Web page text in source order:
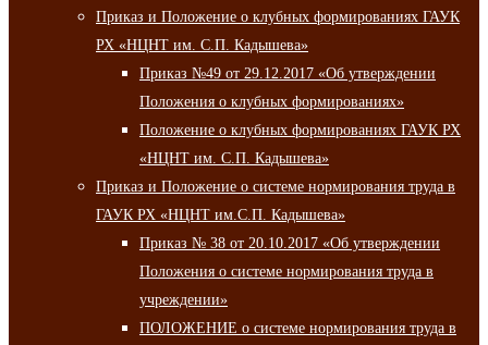
Приказ и Положение о клубных формированиях ГАУК
РХ «НЦНТ им. С.П. Кадышева»
Приказ №49 от 29.12.2017 «Об утверждении
Положения о клубных формированиях»
Положение о клубных формированиях ГАУК РХ
«НЦНТ им. С.П. Кадышева»
Приказ и Положение о системе нормирования труда в
ГАУК РХ «НЦНТ им.С.П. Кадышева»
Приказ № 38 от 20.10.2017 «Об утверждении
Положения о системе нормирования труда в
учреждении»
ПОЛОЖЕНИЕ о системе нормирования труда в